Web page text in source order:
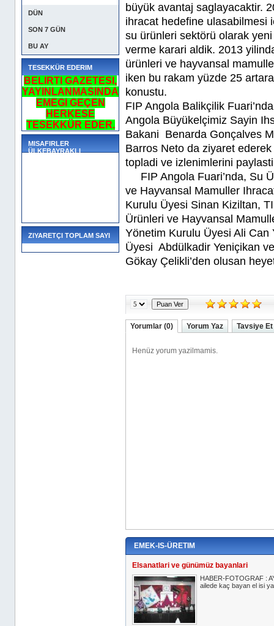
DÜN
SON 7 GÜN
BU AY
TESEKKÜR EDERIM
BELIRTI GAZETESI,
YAYINLANMASINDA
EMEGI GEÇEN
HERKESE
TESEKKÜR EDER.
MISAFIRLER
ÜLKEBAYRAKLI
ZIYARETÇI TOPLAM SAYI
büyük avantaj saglayacaktir.
ihracat hedefine ulasabilmesi
su ürünleri sektörü olarak
verme karari aldik. 2013
ürünleri ve hayvansal
iken bu rakam yüzde 25
konustu.
FIP Angola Balikçilik
Angola Büyükelçimiz Sayin
Bakani Benarda Gonçalves
Barros Neto da ziyaret
topladi ve izlenimlerini
FIP Angola Fuari’nda, Su
ve Hayvansal Mamuller
Kurulu Üyesi Sinan Kiziltan,
Ürünleri ve Hayvansal
Yönetim Kurulu Üyesi Ali
Üyesi Abdülkadir Yeniçikan
Gökay Çelikli’den olusan
Yorumlar (0) Yorum Yaz Tavsiye Et
EMEK-IS-ÜRETIM
Elsanatlari ve günümüz bayanlari
HABER-FOTOGRAF :
ailede kaç bayan el isi